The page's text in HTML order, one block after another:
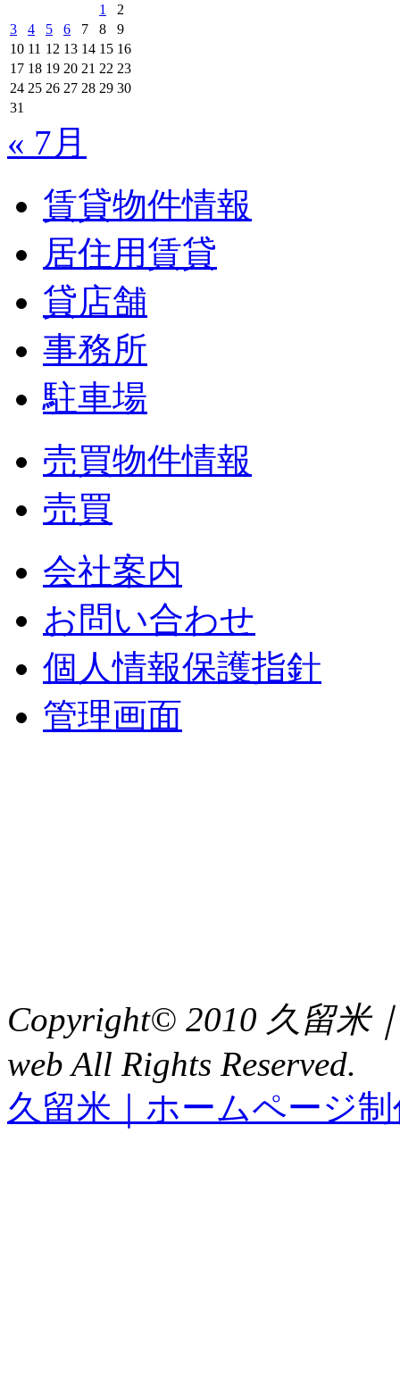
1
2
3
4 5 6 7 8
9
10 11 12 13 14 15 16
17 18 19 20 21 22 23
24 25 26 27 28 29 30
31
« 7月
賃貸物件情報
居住用賃貸
貸店舗
事務所
駐車場
売買物件情報
売買
会社案内
お問い合わせ
個人情報保護指針
管理画面
Copyright© 2010 久留米
web All Rights Reserved.
久留米｜ホームページ